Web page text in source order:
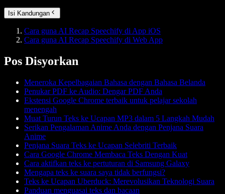
Isi Kandungan
Cara guna AI Recap Speechify di App iOS
Cara guna AI Recap Speechify di Web App
Pos Disyorkan
Meneroka Kepelbagaian Bahasa dengan Bahasa Belanda
Penukar PDF ke Audio: Dengar PDF Anda
Ekstensi Google Chrome terbaik untuk pelajar sekolah
menengah
Muat Turun Teks ke Ucapan MP3 dalam 5 Langkah Mudah
Serikan Pengalaman Anime Anda dengan Penjana Suara
Anime
Penjana Suara Teks ke Ucapan Selebriti Terbaik
Cara Google Chrome Membaca Teks Dengan Kuat
Cara aktifkan teks ke pertuturan di Samsung Galaxy
Mengapa teks ke suara saya tidak berfungsi?
Teks ke Ucapan Uberduck: Merevolusikan Teknologi Suara
Panduan menguasai teks dan bacaan